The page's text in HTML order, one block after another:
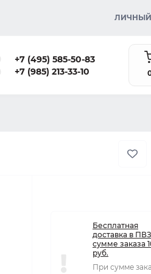
+7 (495) 585-50-83
+7 (985) 213-33-10
Бесплатная
доставка в
сумме заказа
руб.
При сумме